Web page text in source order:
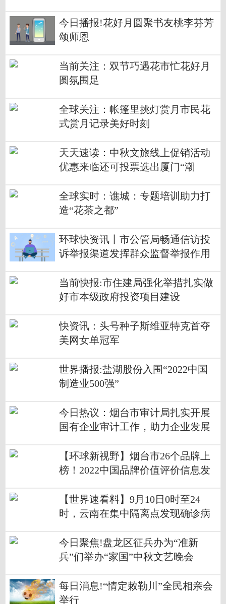
今日播报!花好月圆聚书友桃李芬芳
颂师恩
当前关注：双节巧遇花市忙花好月
圆氛围足
全球关注：帐篷里挑灯赏月市民花
式赏月记录美好时刻
天天速读：中秋文旅线上促销活动
优惠来临还可投票选出厦门“潮
全球实时：谯城：专题培训助力打
造“花茶之都”
环球快资讯丨市公管局畅通信访投
诉举报渠道发挥群众监督举报作用
当前快报:市住建局强化举措扎实做
好市本级政府投资项目建设
快资讯：头号种子斯维亚特克首夺
美网女单冠军
世界播报:盐湖股份入围“2022中国
制造业500强”
今日热议：烟台市审计局扎实开展
国有企业审计工作，助力企业发展
【环球新视野】烟台市26个品牌上
榜！2022中国品牌价值评价信息发
【世界速看料】9月10日0时至24
时，云南在集中隔离点发现确诊病
今日聚焦!盘龙区征兵办为“准新
兵”们举办“家国”中秋文艺晚会
每日消息!“情定敕勒川”全民相亲会
举行